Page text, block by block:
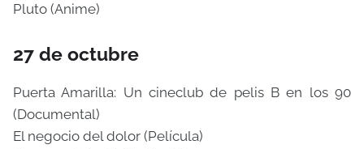
Pluto (Anime)
27 de octubre
Puerta Amarilla: Un cineclub de pelis B en los 90
(Documental)
El negocio del dolor (Película)